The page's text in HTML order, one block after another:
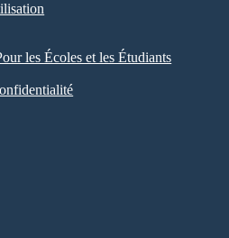
les Écoles et les Étudiants